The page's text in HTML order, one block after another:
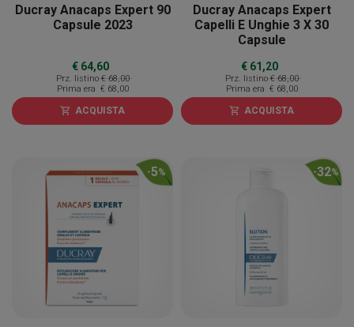
Ducray Anacaps Expert 90
Capsule 2023
€ 64,60
Prz. listino € 68,00
Prima era € 68,00
shopping_cart ACQUISTA
Ducray Anacaps Expert
Capelli E Unghie 3 X 30
Capsule
€ 61,20
Prz. listino € 68,00
Prima era € 68,00
shopping_cart ACQUISTA
-5% -32%